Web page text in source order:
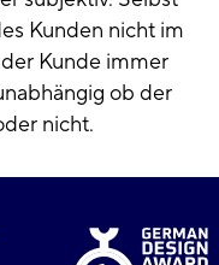
Kunden nicht im
Kunde immer
ob der
nicht.